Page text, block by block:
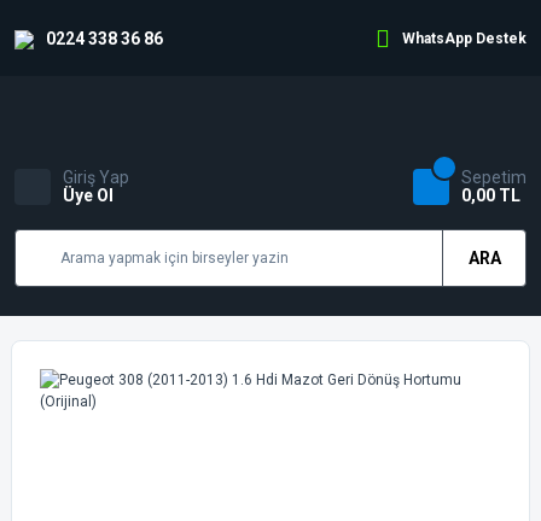
0224 338 36 86 WhatsApp Destek
ARA
Giriş Yap
Üye Ol
Sepetim
0,00 TL